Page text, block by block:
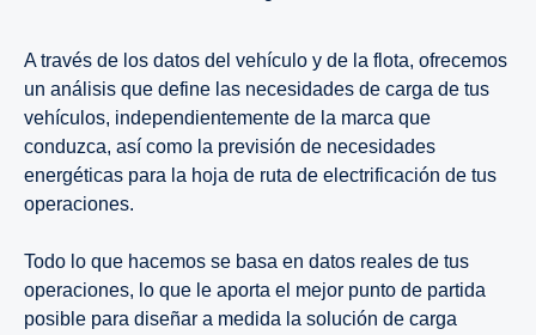
A través de los datos del vehículo y de la flota, ofrecemos
un análisis que define las necesidades de carga de tus
vehículos, independientemente de la marca que
conduzca, así como la previsión de necesidades
energéticas para la hoja de ruta de electrificación de tus
operaciones.
Todo lo que hacemos se basa en datos reales de tus
operaciones, lo que le aporta el mejor punto de partida
posible para diseñar a medida la solución de carga